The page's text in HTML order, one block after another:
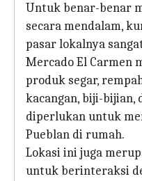
Untuk benar-benar
secara mendalam,
pasar lokalnya
Mercado El Carmen
produk segar,
kacangan, biji-bijian,
diperlukan untuk
Pueblan di rumah.
Lokasi ini juga
untuk berinteraksi